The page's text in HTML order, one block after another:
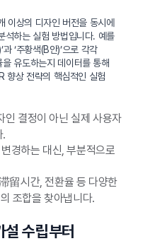
이상의 디자인 버전을 동시에
석하는 실험 방법입니다. 예를
‘주황색(B안)’으로 각각
유도하는지 데이터를 통해
향상 전략의 핵심적인 실험
인 결정이 아닌 실제 사용자
.
경하는 대신, 부분적으로
留시간, 전환율 등 다양한
조합을 찾아냅니다.
수립부터